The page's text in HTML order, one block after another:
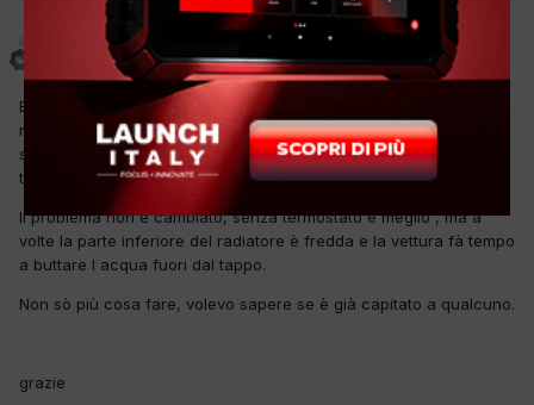
chevyboy
Inviato11 Gennaio 2013
Buon giorno a tutti, scrivo perchè mi trovo in una situazione che
non riesco a uscirne, questa vettura presentava problemi di
surriscaldamento al minimo, è stato sostituito, pompa acqua,
termostato 2 volte non originale, radiatore, guarnizione testa.
Il problema non è cambiato, senza termostato è meglio , ma a
volte la parte inferiore del radiatore è fredda e la vettura fà tempo
a buttare l acqua fuori dal tappo.
Non sò più cosa fare, volevo sapere se è già capitato a qualcuno.
grazie